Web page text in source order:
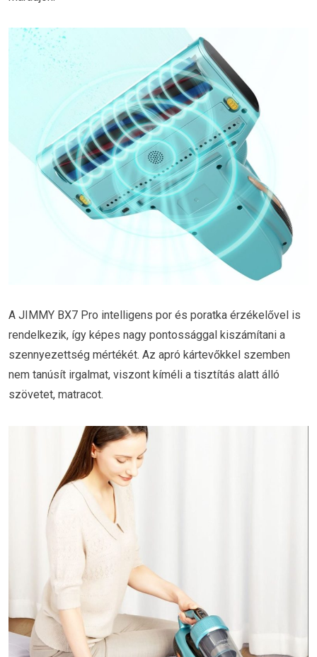
A JIMMY BX7 Pro intelligens por és poratka érzékelővel is
rendelkezik, így képes nagy pontossággal kiszámítani a
szennyezettség mértékét. Az apró kártevőkkel szemben
nem tanúsít irgalmat, viszont kíméli a tisztítás alatt álló
szövetet, matracot.